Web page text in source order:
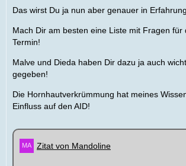
Das wirst Du ja nun aber genauer in
Mach Dir am besten eine Liste mit Fragen für
Termin!
Malve und Dieda haben Dir dazu ja auch
gegeben!
Die Hornhautverkrümmung hat meines
Einfluss auf den AID!
Zitat von Mandoline